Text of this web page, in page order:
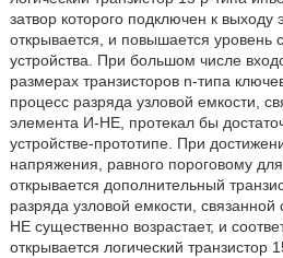
затвор которого подключен к
открывается, и повышается уровень
устройства. При большом числе
размерах транзисторов n-типа
процесс разряда узловой емкости,
элемента И-НЕ, протекал бы
устройстве-прототипе. При
напряжения, равного пороговому для
открывается дополнительный
разряда узловой емкости,
НЕ существенно возрастает, и
открывается логический транзистор